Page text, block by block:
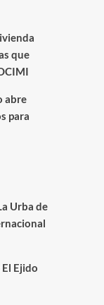
que
abre
para
Urba de
Ejido